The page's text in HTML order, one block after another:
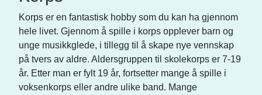
Korps er en fantastisk hobby som du kan ha gjennom
hele livet. Gjennom å spille i korps opplever barn og
unge musikkglede, i tillegg til å skape nye vennskap
på tvers av aldre. Aldersgruppen til skolekorps er 7-19
år. Etter man er fylt 19 år, fortsetter mange å spille i
voksenkorps eller andre ulike band. Mange